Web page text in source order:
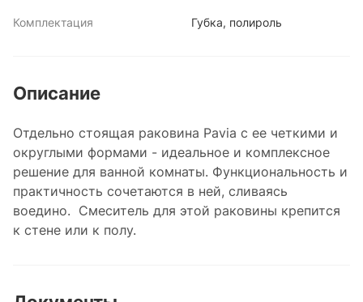
Комплектация Губка, полироль
Описание
Отдельно стоящая раковина Pavia с ее четкими и
округлыми формами - идеальное и комплексное
решение для ванной комнаты. Функциональность и
практичность сочетаются в ней, сливаясь
воедино. Смеситель для этой раковины крепится
к стене или к полу.